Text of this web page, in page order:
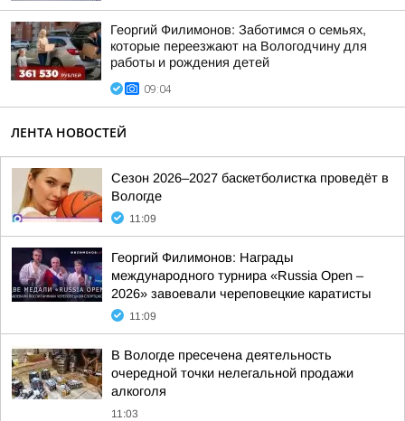
Георгий Филимонов: Заботимся о семьях,
которые переезжают на Вологодчину для
работы и рождения детей
09:04
ЛЕНТА НОВОСТЕЙ
Сезон 2026–2027 баскетболистка проведёт в
Вологде
11:09
Георгий Филимонов: Награды
международного турнира «Russia Open –
2026» завоевали череповецкие каратисты
11:09
В Вологде пресечена деятельность
очередной точки нелегальной продажи
алкоголя
11:03